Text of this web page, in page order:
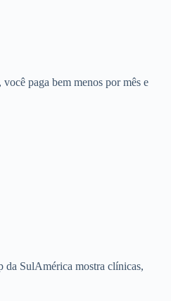
paga bem menos por mês e
da SulAmérica mostra clínicas,